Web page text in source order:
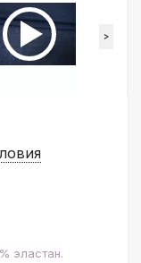
>
эластан.